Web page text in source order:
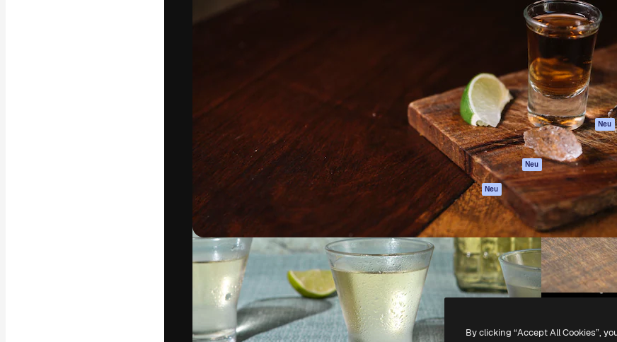
3D-Modelle
Schriftarten
KI-Bildgenerator
KI-Videogenerator
KI-
Stimmengenerator
Stock-Inhalte
MCP für
Claude/ChatGPT
Neu
Agenten Neu
API
Mobile App
Alle Magnific-Tools
Loslegen
Academy
Dokumentation
Support
AGB
Originale Neu
Cookie-
Partner
Unternehmen
Copyright © 2010- 2026 Freepik Company S.L.U. Alle Rechte vorbehalten
By clicking “Accept All Cookies”,